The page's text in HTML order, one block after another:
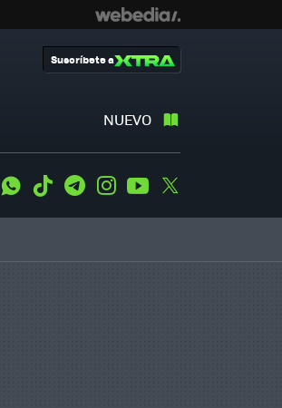
NUEVO
Suscríbete a
WhatsApp
Tiktok TelegramInstagramYoutube